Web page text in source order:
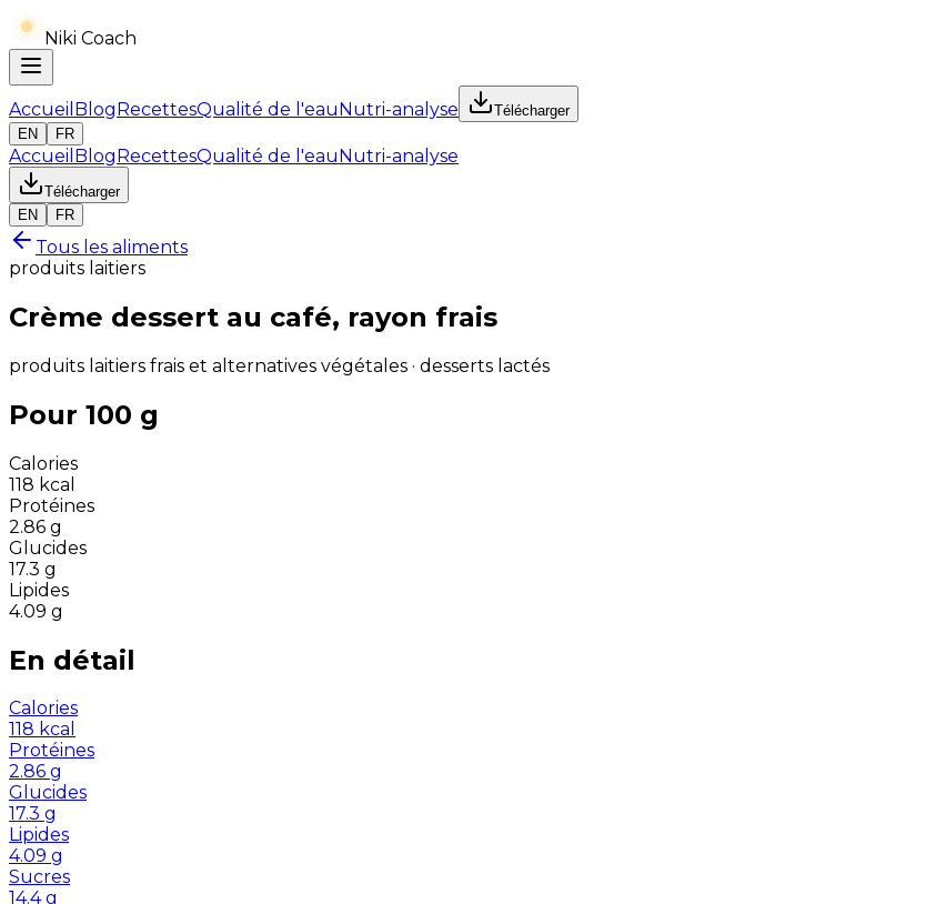
Niki Coach
Accueil BlogRecettesQualité de l'eauNutri-analyse
Télécharger
EN
FR
Accueil BlogRecettesQualité de l'eauNutri-analyse
Télécharger
EN
FR
Tous les aliments
produits laitiers
Crème dessert au café, rayon frais
produits laitiers frais et alternatives végétales · desserts lactés
Pour 100 g
Calories
118 kcal
Protéines
2.86 g
Glucides
17.3 g
Lipides
4.09 g
En détail
Calories
118 kcal
Protéines
2.86 g
Glucides
17.3 g
Lipides
4.09 g
Sucres
14.4 g